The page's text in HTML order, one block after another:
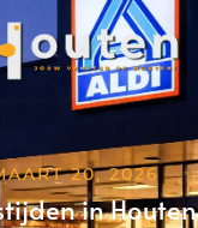
20, 2026
in Houten